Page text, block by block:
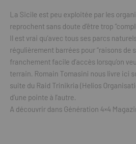
La Sicile est peu exploitée par les
reprochent sans doute d’être trop
Il est vrai qu’avec tous ses parcs
régulièrement barrées pour “raisons de
franchement facile d’accès lorsqu’on
terrain. Romain Tomasini nous livre ici
suite du Raid Trinikria (Helios
d’une pointe à l’autre.
A découvrir dans Génération 4×4